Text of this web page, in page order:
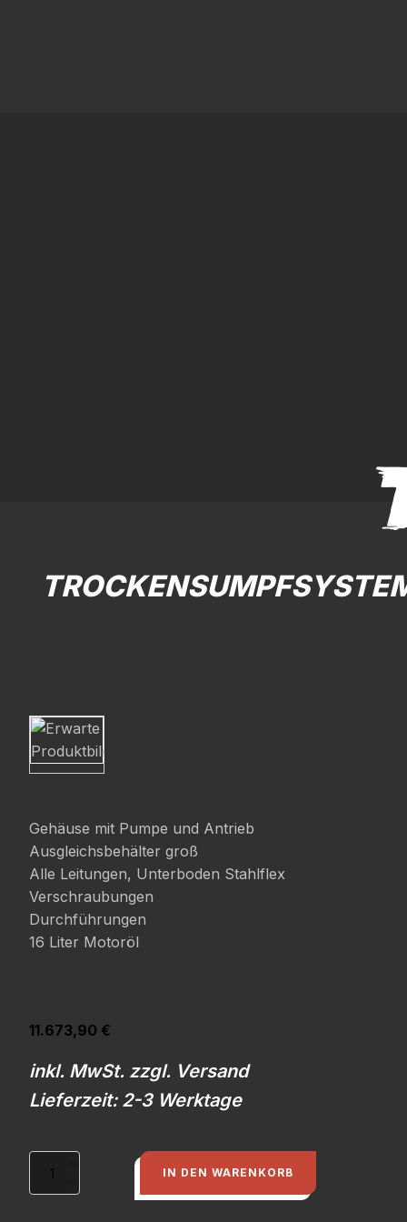
Gehäuse mit Pumpe und Antrieb
Ausgleichsbehälter groß
Alle Leitungen, Unterboden Stahlflex
Verschraubungen
Durchführungen
16 Liter Motoröl
11.673,90 €
inkl. MwSt. zzgl. Versand
Lieferzeit: 2-3 Werktage
Trockensumpfsystem
IN DEN WARENKORB